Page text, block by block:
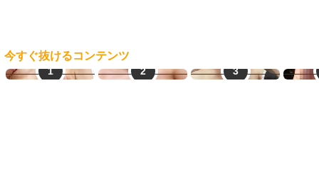
今すぐ抜けるコンテンツ
ご近所熟女 オナ配信中ー 素人エロ配信 ご